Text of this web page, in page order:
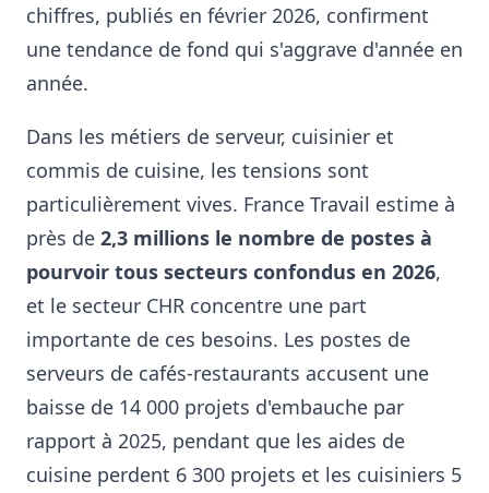
chiffres, publiés en février 2026, confirment
une tendance de fond qui s'aggrave d'année en
année.
Dans les métiers de serveur, cuisinier et
commis de cuisine, les tensions sont
particulièrement vives. France Travail estime à
près de 2,3 millions le nombre de postes à
pourvoir tous secteurs confondus en 2026,
et le secteur CHR concentre une part
importante de ces besoins. Les postes de
serveurs de cafés-restaurants accusent une
baisse de 14 000 projets d'embauche par
rapport à 2025, pendant que les aides de
cuisine perdent 6 300 projets et les cuisiniers 5